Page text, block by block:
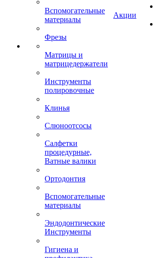
Вспомогательные
материалы
Фрезы
Матрицы и
матрицедержатели
Инструменты
полировочные
Клинья
Слюноотсосы
Салфетки
процедурные,
Ватные валики
Ортодонтия
Вспомогательные
материалы
Эндодонтические
Инструменты
Гигиена и
Акции